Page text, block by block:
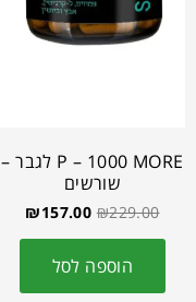
P – 1000 MORE לגבר –
שורשים
₪229.00
₪157.00
הוספה לסל